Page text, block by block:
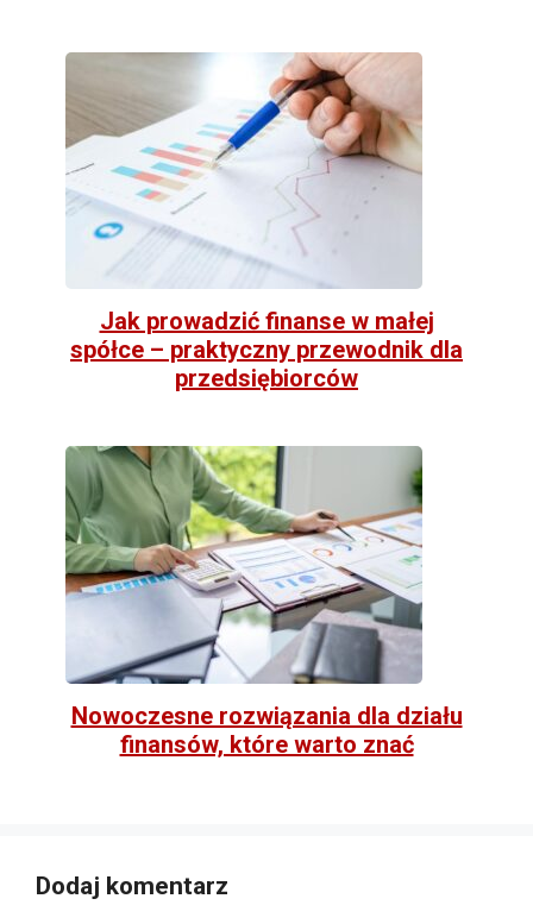
Jak prowadzić finanse w małej
spółce – praktyczny przewodnik dla
przedsiębiorców
Nowoczesne rozwiązania dla działu
finansów, które warto znać
Dodaj komentarz